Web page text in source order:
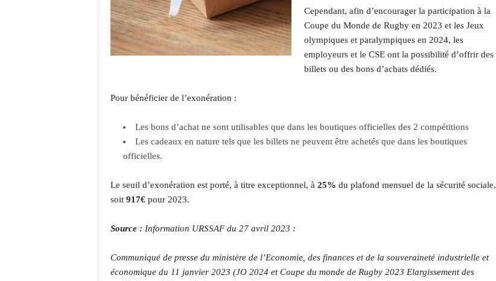
Cependant, afin d’encourager la participation à la
Coupe du Monde de Rugby en 2023 et les Jeux
olympiques et paralympiques en 2024, les
employeurs et le CSE ont la possibilité d’offrir des
billets ou des bons d’achats dédiés.
Pour bénéficier de l’exonération :
Les bons d’achat ne sont utilisables que dans les boutiques officielles des 2 compétitions
Les cadeaux en nature tels que les billets ne peuvent être achetés que dans les boutiques
officielles.
Le seuil d’exonération est porté, à titre exceptionnel, à 25% du plafond mensuel de la sécurité sociale,
soit 917€pour 2023.
Source : Information URSSAF du 27 avril 2023 :
Communiqué de presse du ministère de l’Economie, des finances et de la souveraineté industrielle et
économique du 11 janvier 2023 (JO 2024 et Coupe du monde de Rugby 2023 Elargissement des